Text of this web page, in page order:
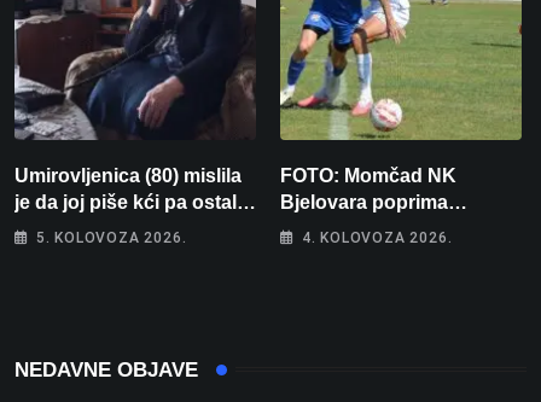
Umirovljenica (80) mislila
je da joj piše kći pa ostala
bez 1000 eura
5. KOLOVOZA 2026.
FOTO: Momčad NK
Bjelovara poprima
jesenski izgled
4. KOLOVOZA 2026.
NEDAVNE OBJAVE